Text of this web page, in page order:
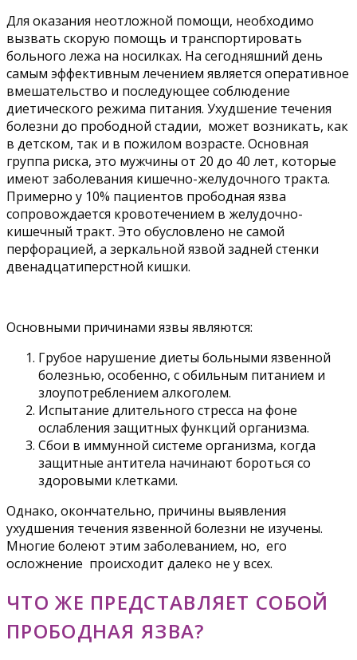
Для оказания неотложной помощи, необходимо
вызвать скорую помощь и транспортировать
больного лежа на носилках. На сегодняшний день
самым эффективным лечением является оперативное
вмешательство и последующее соблюдение
диетического режима питания. Ухудшение течения
болезни до прободной стадии, может возникать, как
в детском, так и в пожилом возрасте. Основная
группа риска, это мужчины от 20 до 40 лет, которые
имеют заболевания кишечно-желудочного тракта.
Примерно у 10% пациентов прободная язва
сопровождается кровотечением в желудочно-
кишечный тракт. Это обусловлено не самой
перфорацией, а зеркальной язвой задней стенки
двенадцатиперстной кишки.
Основными причинами язвы являются:
Грубое нарушение диеты больными язвенной
болезнью, особенно, с обильным питанием и
злоупотреблением алкоголем.
Испытание длительного стресса на фоне
ослабления защитных функций организма.
Сбои в иммунной системе организма, когда
защитные антитела начинают бороться со
здоровыми клетками.
Однако, окончательно, причины выявления
ухудшения течения язвенной болезни не изучены.
Многие болеют этим заболеванием, но, его
осложнение происходит далеко не у всех.
ЧТО ЖЕ ПРЕДСТАВЛЯЕТ СОБОЙ
ПРОБОДНАЯ ЯЗВА?